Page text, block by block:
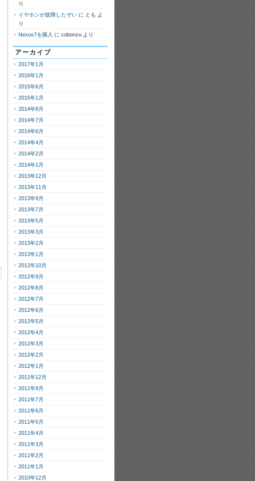
り
イヤホンが故障したぞい に とも よ
り
Nexus7を購入 に cobonzu より
アーカイブ
2017年1月
2016年1月
2015年6月
2015年1月
2014年8月
2014年7月
2014年6月
2014年4月
2014年2月
2014年1月
2013年12月
2013年11月
2013年9月
2013年7月
2013年5月
2013年3月
2013年2月
2013年1月
2012年10月
2012年9月
2012年8月
2012年7月
2012年6月
2012年5月
2012年4月
2012年3月
2012年2月
2012年1月
2011年12月
2011年9月
2011年7月
2011年6月
2011年5月
2011年4月
2011年3月
2011年2月
2011年1月
2010年12月